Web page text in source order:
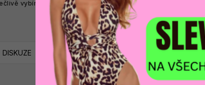
vybíráme s výběrem produktů
DISKUZE